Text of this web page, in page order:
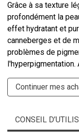
Grâce à sa texture
profondément la
effet hydratant et
canneberges et de
problèmes de
l'hyperpigmentation.
Continuer mes
CONSEIL